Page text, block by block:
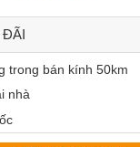
ĐÃI
trong bán kính 50km
nhà